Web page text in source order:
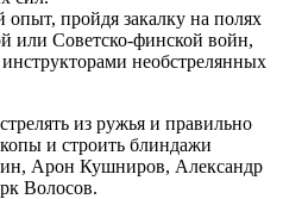
пройдя закалку на полях
или Советско-финской войн,
необстрелянных
из ружья и правильно
и строить блиндажи
Арон Кушниров, Александр
Волосов.